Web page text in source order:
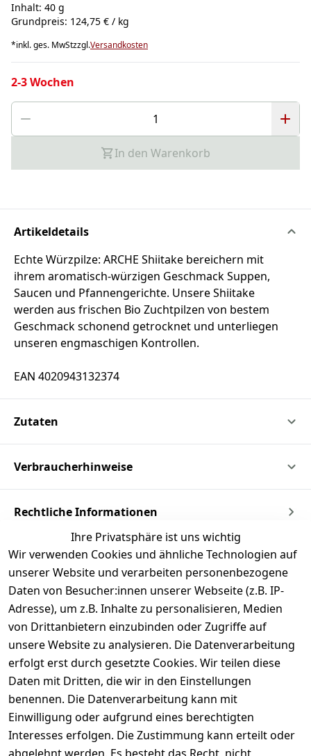
Inhalt: 40 g
Grundpreis: 124,75 € / kg
*inkl. ges. MwStzzgl.Versandkosten
2-3 Wochen
In den Warenkorb
Artikeldetails
Echte Würzpilze: ARCHE Shiitake bereichern mit
ihrem aromatisch-würzigen Geschmack Suppen,
Saucen und Pfannengerichte. Unsere Shiitake
werden aus frischen Bio Zuchtpilzen von bestem
Geschmack schonend getrocknet und unterliegen
unseren engmaschigen Kontrollen.
EAN 4020943132374
Zutaten
Verbraucherhinweise
Rechtliche Informationen
Ihre Privatsphäre ist uns wichtig
Wir verwenden Cookies und ähnliche Technologien auf
unserer Website und verarbeiten personenbezogene
Daten von Besucher:innen unserer Webseite (z.B. IP-
Adresse), um z.B. Inhalte zu personalisieren, Medien
von Drittanbietern einzubinden oder Zugriffe auf
unsere Website zu analysieren. Die Datenverarbeitung
erfolgt erst durch gesetzte Cookies. Wir teilen diese
Daten mit Dritten, die wir in den Einstellungen
benennen. Die Datenverarbeitung kann mit
Einwilligung oder aufgrund eines berechtigten
Interesses erfolgen. Die Zustimmung kann erteilt oder